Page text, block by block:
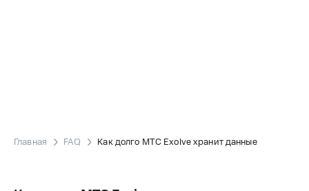
Главная FAQ Как долго МТС Exolve хранит данные